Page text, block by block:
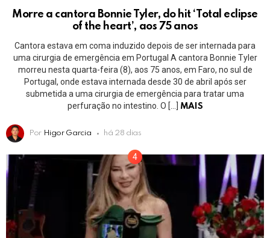
Morre a cantora Bonnie Tyler, do hit ‘Total eclipse
of the heart’, aos 75 anos
Cantora estava em coma induzido depois de ser internada para
uma cirurgia de emergência em Portugal A cantora Bonnie Tyler
morreu nesta quarta-feira (8), aos 75 anos, em Faro, no sul de
Portugal, onde estava internada desde 30 de abril após ser
submetida a uma cirurgia de emergência para tratar uma
perfuração no intestino. O […]
MAIS
Por Higor Garcia há 28 dias